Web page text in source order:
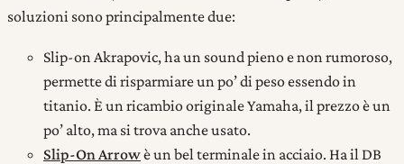
soluzioni sono principalmente due:
Slip-on Akrapovic, ha un sound pieno e non rumoroso,
permette di risparmiare un po’ di peso essendo in
titanio. È un ricambio originale Yamaha, il prezzo è un
po’ alto, ma si trova anche usato.
Slip-On Arrowè un bel terminale in acciaio. Ha il DB